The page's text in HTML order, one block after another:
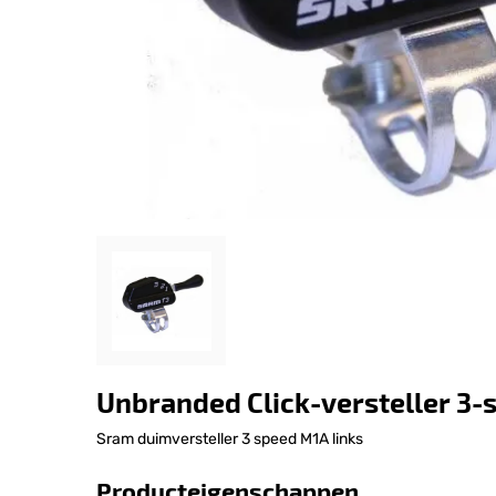
Unbranded Click-versteller 3-
Sram duimversteller 3 speed M1A links